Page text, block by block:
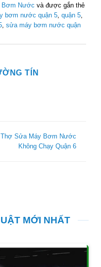
Bơm Nước và được gắn thẻ
bơm nước quận 5 quận 5
sửa máy bơm nước quận
TÍN
Thợ Sửa Máy Bơm Nước
Không Chạy Quận 6
MỚI NHẤT